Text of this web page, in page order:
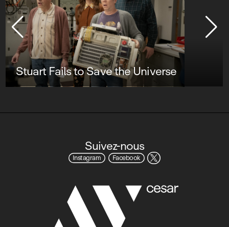
Stuart Fails to Save the Universe
Suivez-nous
Instagram Facebook